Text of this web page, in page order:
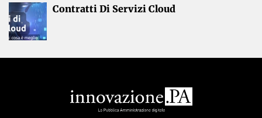
Contratti Di Servizi Cloud